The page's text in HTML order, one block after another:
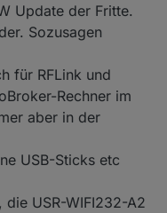
Update der Fritte.
Sozusagen
für RFLink und
Rechner im
aber in der
USB-Sticks etc
die USR-WIFI232-A2